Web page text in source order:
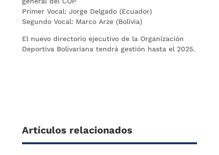
Primer Vocal: Jorge Delgado (Ecuador)
Segundo Vocal: Marco Arze (Bolivia)
El nuevo directorio ejecutivo de la Organización
Deportiva Bolivariana tendrá gestión hasta el 2025.
Artículos relacionados